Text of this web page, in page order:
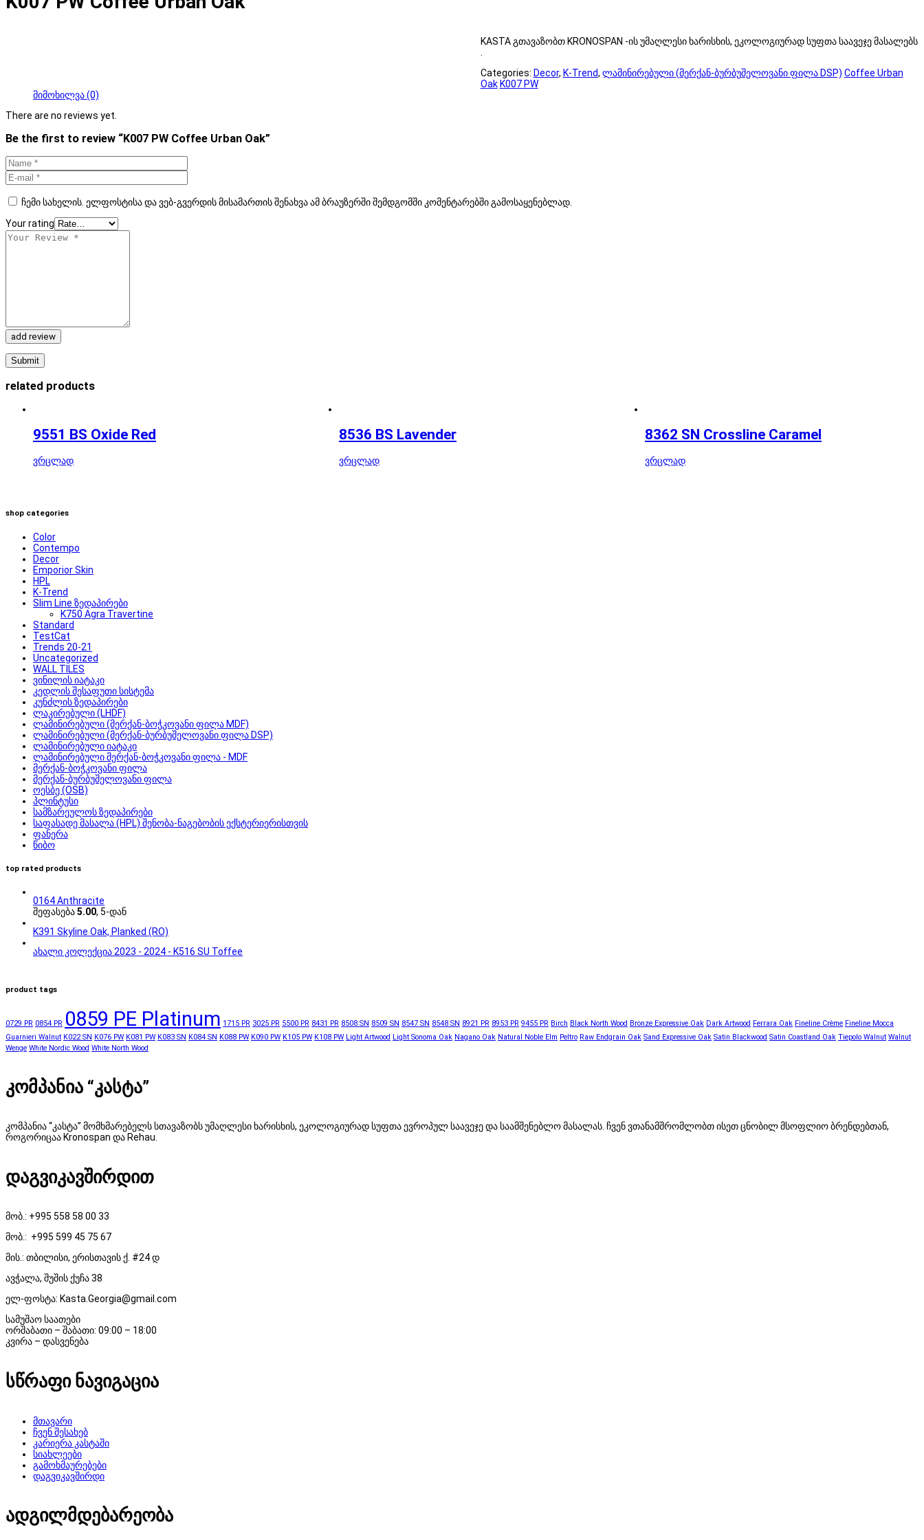
KASTA გთავაზობთ KRONOSPAN -ის უმაღლესი ხარისხის, ეკოლოგიურად სუფთა საავეჯე მასალებს
Categories: Decor, K-Trend, ლამინირებული (მერქან-ბურბუშელოვანი ფილა DSP) Coffee Urban
Oak K007 PW
მიმოხილვა (0)
There are no reviews yet.
Be the first to review “K007 PW Coffee Urban Oak”
ჩემი სახელის. ელფოსტისა და ვებ-გვერდის მისამართის შენახვა ამ ბრაუზერში შემდგომში კომენტარებში გამოსაყენებლად.
Your rating
add review
related products
9551 BS Oxide Red
ვრცლად
8536 BS Lavender
ვრცლად
8362 SN Crossline Caramel
ვრცლად
shop categories
Color
Contempo
Decor
Emporior Skin
HPL
K-Trend
Slim Line ზედაპირები
K750 Agra Travertine
Standard
TestCat
Trends 20-21
Uncategorized
WALL TILES
ვინილის იატაკი
კედლის შესაფუთი სისტემა
კუნძლის ზედაპირები
ლაკირებული (LHDF)
ლამინირებული (მერქან-ბოჭკოვანი ფილა MDF)
ლამინირებული (მერქან-ბურბუშელოვანი ფილა DSP)
ლამინირებული იატაკი
ლამინირებული მერქან-ბოჭკოვანი ფილა - MDF
მერქან-ბოჭკოვანი ფილა
მერქან-ბურბუშელოვანი ფილა
ოესბე (OSB)
პლინტუსი
სამზარეულოს ზედაპირები
საფასადე მასალა (HPL) შენობა-ნაგებობის ექსტერიერისთვის
ფანერა
წიბო
top rated products
0164 Anthracite
შეფასება5.00, 5-დან
K391 Skyline Oak, Planked (RO)
ახალი კოლექცია 2023 - 2024 - K516 SU Toffee
product tags
0729 PR 0854 PR 0859 PE Platinum 1715 PR 3025 PR 5500 PR 8431 PR 8508 SN 8509 SN 8547 SN 8548 SN 8921 PR 8953 PR 9455 PR Birch Black North Wood Bronze Expressive Oak Dark Artwood Ferrara Oak Fineline Crème Fineline Mocca
Guarnieri Walnut K022 SN K076 PW K081 PW K083 SN K084 SN K088 PW K090 PW K105 PW K108 PW Light Artwood Light Sonoma Oak Nagano Oak Natural Noble Elm Peltro Raw Endgrain Oak Sand Expressive Oak Satin Blackwood Satin Coastland Oak Tiepolo Walnut Walnut
Wenge White Nordic Wood White North Wood
კომპანია “კასტა”
კომპანია “კასტა” მომხმარებელს სთავაზობს უმაღლესი ხარისხის, ეკოლოგიურად სუფთა ევროპულ საავეჯე და საამშენებლო მასალას. ჩვენ ვთანამშრომლობთ ისეთ ცნობილ მსოფლიო ბრენდებთან,
როგორიცაა Kronospan და Rehau.
დაგვიკავშირდით
მობ.: +995 558 58 00 33
მობ.: +995 599 45 75 67
მის.: თბილისი, ერისთავის ქ. #24 დ
ავჭალა, შუშის ქუჩა 38
ელ-ფოსტა: Kasta.Georgia@gmail.com
სამუშაო საათები
ორშაბათი – შაბათი: 09:00 – 18:00
კვირა – დასვენება
სწრაფი ნავიგაცია
მთავარი
ჩვენ შესახებ
კარიერა კასტაში
სიახლეები
გამოხმაურებები
დაგვიკავშირდი
ადგილმდებარეობა